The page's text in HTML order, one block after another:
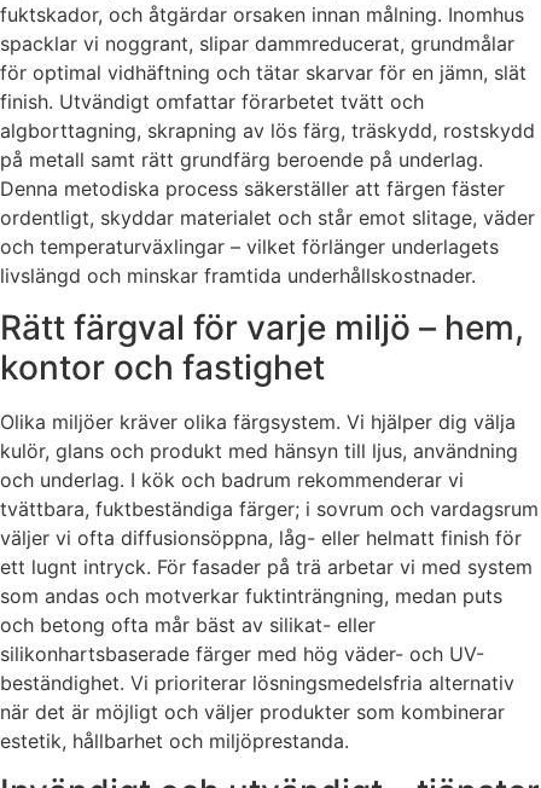
fuktskador, och åtgärdar orsaken innan målning. Inomhus
spacklar vi noggrant, slipar dammreducerat, grundmålar
för optimal vidhäftning och tätar skarvar för en jämn, slät
finish. Utvändigt omfattar förarbetet tvätt och
algborttagning, skrapning av lös färg, träskydd, rostskydd
på metall samt rätt grundfärg beroende på underlag.
Denna metodiska process säkerställer att färgen fäster
ordentligt, skyddar materialet och står emot slitage, väder
och temperaturväxlingar – vilket förlänger underlagets
livslängd och minskar framtida underhållskostnader.
Rätt färgval för varje miljö – hem,
kontor och fastighet
Olika miljöer kräver olika färgsystem. Vi hjälper dig välja
kulör, glans och produkt med hänsyn till ljus, användning
och underlag. I kök och badrum rekommenderar vi
tvättbara, fuktbeständiga färger; i sovrum och vardagsrum
väljer vi ofta diffusionsöppna, låg- eller helmatt finish för
ett lugnt intryck. För fasader på trä arbetar vi med system
som andas och motverkar fuktinträngning, medan puts
och betong ofta mår bäst av silikat- eller
silikonhartsbaserade färger med hög väder- och UV-
beständighet. Vi prioriterar lösningsmedelsfria alternativ
när det är möjligt och väljer produkter som kombinerar
estetik, hållbarhet och miljöprestanda.